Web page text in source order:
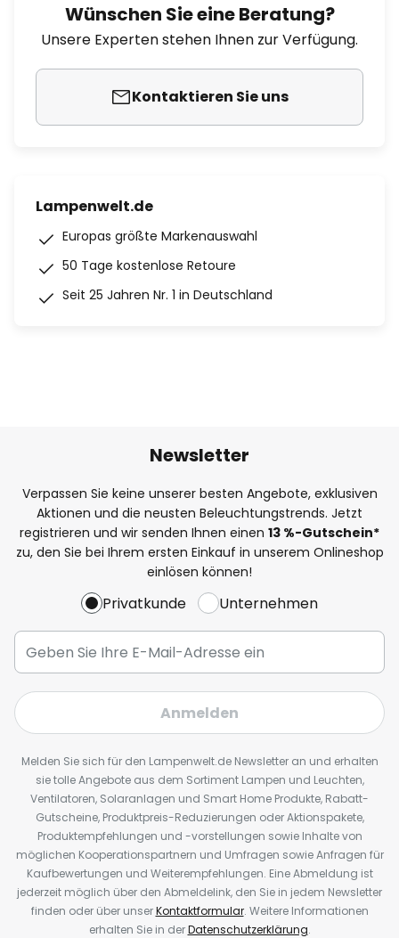
Wünschen Sie eine Beratung?
Unsere Experten stehen Ihnen zur Verfügung.
Kontaktieren Sie uns
Lampenwelt.de
Europas größte Markenauswahl
50 Tage kostenlose Retoure
Seit 25 Jahren Nr. 1 in Deutschland
Newsletter
Verpassen Sie keine unserer besten Angebote, exklusiven
Aktionen und die neusten Beleuchtungstrends. Jetzt
registrieren und wir senden Ihnen einen 13 %-Gutschein*
zu, den Sie bei Ihrem ersten Einkauf in unserem Onlineshop
einlösen können!
Privatkunde Unternehmen
Anmelden
Melden Sie sich für den Lampenwelt.de Newsletter an und erhalten
sie tolle Angebote aus dem Sortiment Lampen und Leuchten,
Ventilatoren, Solaranlagen und Smart Home Produkte, Rabatt-
Gutscheine, Produktpreis-Reduzierungen oder Aktionspakete,
Produktempfehlungen und -vorstellungen sowie Inhalte von
möglichen Kooperationspartnern und Umfragen sowie Anfragen für
Kaufbewertungen und Weiterempfehlungen. Eine Abmeldung ist
jederzeit möglich über den Abmeldelink, den Sie in jedem Newsletter
finden oder über unserKontaktformular. Weitere Informationen
erhalten Sie in derDatenschutzerklärung.